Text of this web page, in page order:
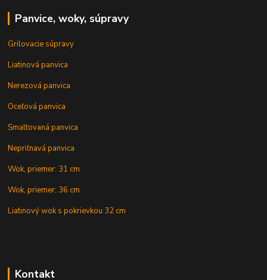
Panvice, woky, súpravy
Grilovacie súpravy
Liatinová panvica
Nerezová panvica
Oceľová panvica
Smaltovaná panvica
Nepriľnavá panvica
Wok, priemer: 31 cm
Wok, priemer: 36 cm
Liatinový wok s pokrievkou 32 cm
Kontakt